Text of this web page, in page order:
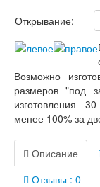
Открывание:
Возможно
размеров "под
изготовления
менее 100% за
Описание
Отзывы : 0